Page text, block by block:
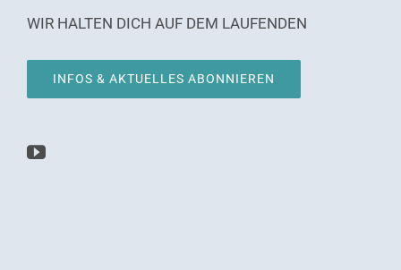
WIR HALTEN DICH AUF DEM LAUFENDEN
INFOS & AKTUELLES ABONNIEREN